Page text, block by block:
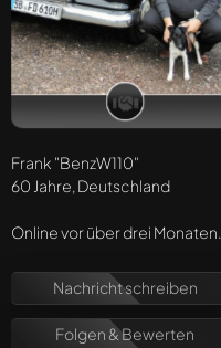
Frank "BenzW110"
60 Jahre, Deutschland
Online vor über drei Monaten.
Nachricht schreiben
Folgen & Bewerten